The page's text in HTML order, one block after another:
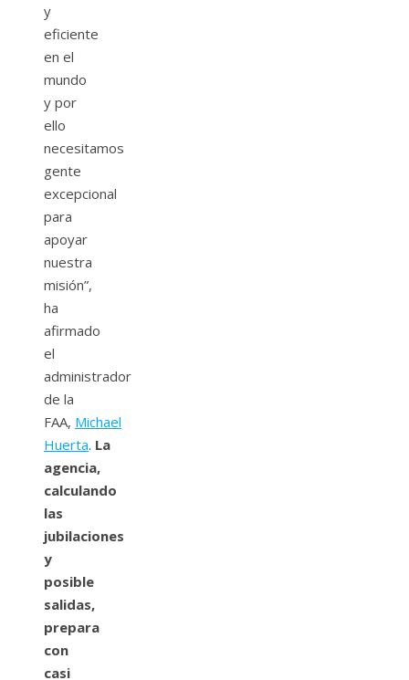
y
eficiente
en el
mundo
y por
ello
necesitamos
gente
excepcional
para
apoyar
nuestra
misión”,
ha
afirmado
el
administrador
de la
FAA, Michael
Huerta. La
agencia,
calculando
las
jubilaciones
y
posible
salidas,
prepara
con
casi